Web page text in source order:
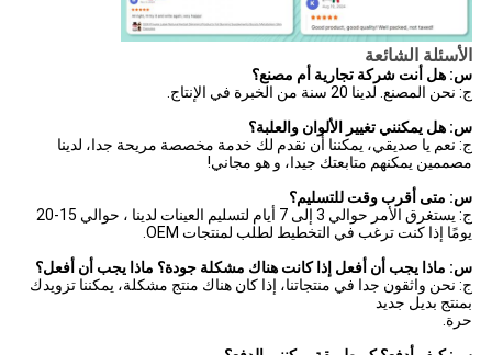
الأسئلة الشائعة
س: هل أنت شركة تجارية أم مصنع؟
ج: نحن المصنع. لدينا 20 سنة من الخبرة في الإنتاج.
س: هل يمكنني تغيير الألوان والعلبة؟
ج: نعم يا صديقي، يمكننا أن نقدم لك خدمة مخصصة مريحة جدا، لدينا
مصممين يمكنهم متابعتك جيدا، و هو مجاني!
س: متى أقرب وقت للتسليم؟
ج: يستغرق الأمر حوالي 3 إلى 7 أيام لتسليم العينات لدينا ، حوالي 15-20
يومًا إذا كنت ترغب في التخطيط لطلب لمنتجات OEM.
س: ماذا يجب أن أفعل إذا كانت هناك مشكلة جودة؟ ماذا يجب أن أفعل؟
ج: نحن واثقون جدا في منتجاتنا، إذا كان هناك منتج مشكلة، يمكننا تزويدك
بمنتج بديل جديد
حرة.